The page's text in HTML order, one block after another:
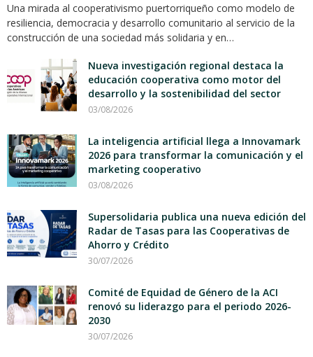
Una mirada al cooperativismo puertorriqueño como modelo de
resiliencia, democracia y desarrollo comunitario al servicio de la
construcción de una sociedad más solidaria y en…
Nueva investigación regional destaca la
educación cooperativa como motor del
desarrollo y la sostenibilidad del sector
03/08/2026
La inteligencia artificial llega a Innovamark
2026 para transformar la comunicación y el
marketing cooperativo
03/08/2026
Supersolidaria publica una nueva edición del
Radar de Tasas para las Cooperativas de
Ahorro y Crédito
30/07/2026
Comité de Equidad de Género de la ACI
renovó su liderazgo para el periodo 2026-
2030
30/07/2026